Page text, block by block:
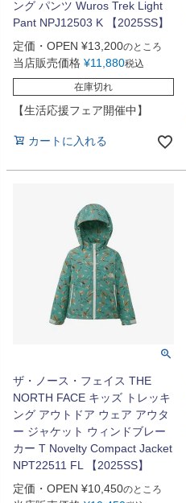
ング パンツ Wuros Trek Light
Pant NPJ12503 K 【2025SS】
定価・OPEN ¥13,200のところ
当店販売価格 ¥11,880税込
在庫切れ
【生活応援フェア開催中】
カートに入れる
ザ・ノース・フェイス THE
NORTH FACE キッズ トレッキ
ング アウトドア ウェア アウタ
ー ジャケット ウィンドブレー
カー T Novelty Compact Jacket
NPT22511 FL 【2025SS】
定価・OPEN ¥10,450のところ